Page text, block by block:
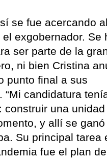
se fue acercando al
exgobernador. Se
ser parte de la
ni bien Cristina
punto final a sus
“Mi candidatura
construir una unidad
y allí se
Su principal tarea
fue el plan de